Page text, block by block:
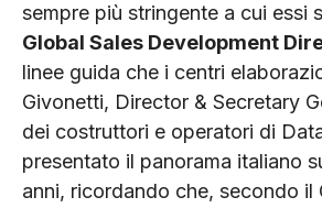
sempre più stringente a cui
Global Sales Development
linee guida che i centri
Givonetti, Director & Secretary
dei costruttori e operatori di
presentato il panorama italiano
anni, ricordando che, secondo il